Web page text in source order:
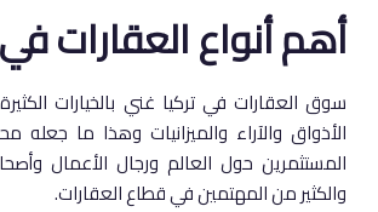
أهم أنواع العقارات
سوق العقارات في تركيا غني بالخيارات
الأذواق والآراء والميزانيات وهذا ما جعله
المستثمرين حول العالم ورجال الأعمال
والكثير من المهتمين في قطاع العقارات.